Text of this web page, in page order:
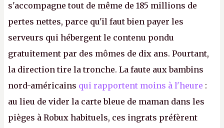
s'accompagne tout de même de 185 millions de
pertes nettes, parce qu'il faut bien payer les
serveurs qui hébergent le contenu pondu
gratuitement par des mômes de dix ans. Pourtant,
la direction tire la tronche. La faute aux bambins
nord-américains qui rapportent moins à l'heure :
au lieu de vider la carte bleue de maman dans les
pièges à Robux habituels, ces ingrats préfèrent